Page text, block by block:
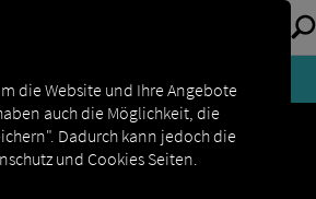
die Website und Ihre Angebote
auch die Möglichkeit, die
Dadurch kann jedoch die
und Cookies Seiten.